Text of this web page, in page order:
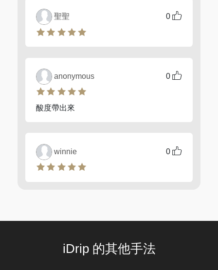
0
聖聖
0
anonymous
酸度帶出來
0
winnie
iDrip 的其他手法